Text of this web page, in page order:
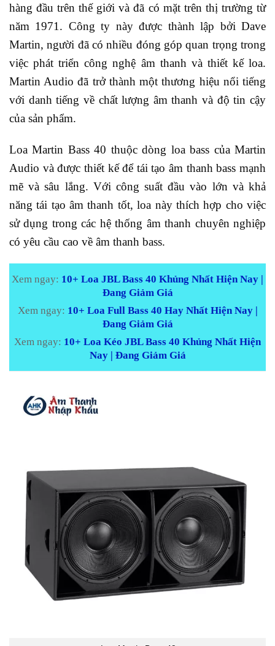
hàng đầu trên thế giới và đã có mặt trên thị trường từ
năm 1971. Công ty này được thành lập bởi Dave
Martin, người đã có nhiều đóng góp quan trọng trong
việc phát triển công nghệ âm thanh và thiết kế loa.
Martin Audio đã trở thành một thương hiệu nổi tiếng
với danh tiếng về chất lượng âm thanh và độ tin cậy
của sản phẩm.
Loa Martin Bass 40 thuộc dòng loa bass của Martin
Audio và được thiết kế để tái tạo âm thanh bass mạnh
mẽ và sâu lắng. Với công suất đầu vào lớn và khả
năng tái tạo âm thanh tốt, loa này thích hợp cho việc
sử dụng trong các hệ thống âm thanh chuyên nghiệp
có yêu cầu cao về âm thanh bass.
Xem ngay: 10+ Loa JBL Bass 40 Khủng Nhất Hiện Nay |
Đang Giảm Giá
Xem ngay: 10+ Loa Full Bass 40 Hay Nhất Hiện Nay |
Đang Giảm Giá
Xem ngay: 10+ Loa Kéo JBL Bass 40 Khủng Nhất Hiện
Nay | Đang Giảm Giá